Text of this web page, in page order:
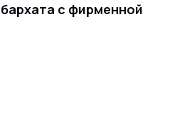
с фирменной